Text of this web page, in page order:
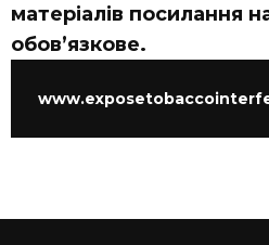
матеріалів посилання
обов’язкове.